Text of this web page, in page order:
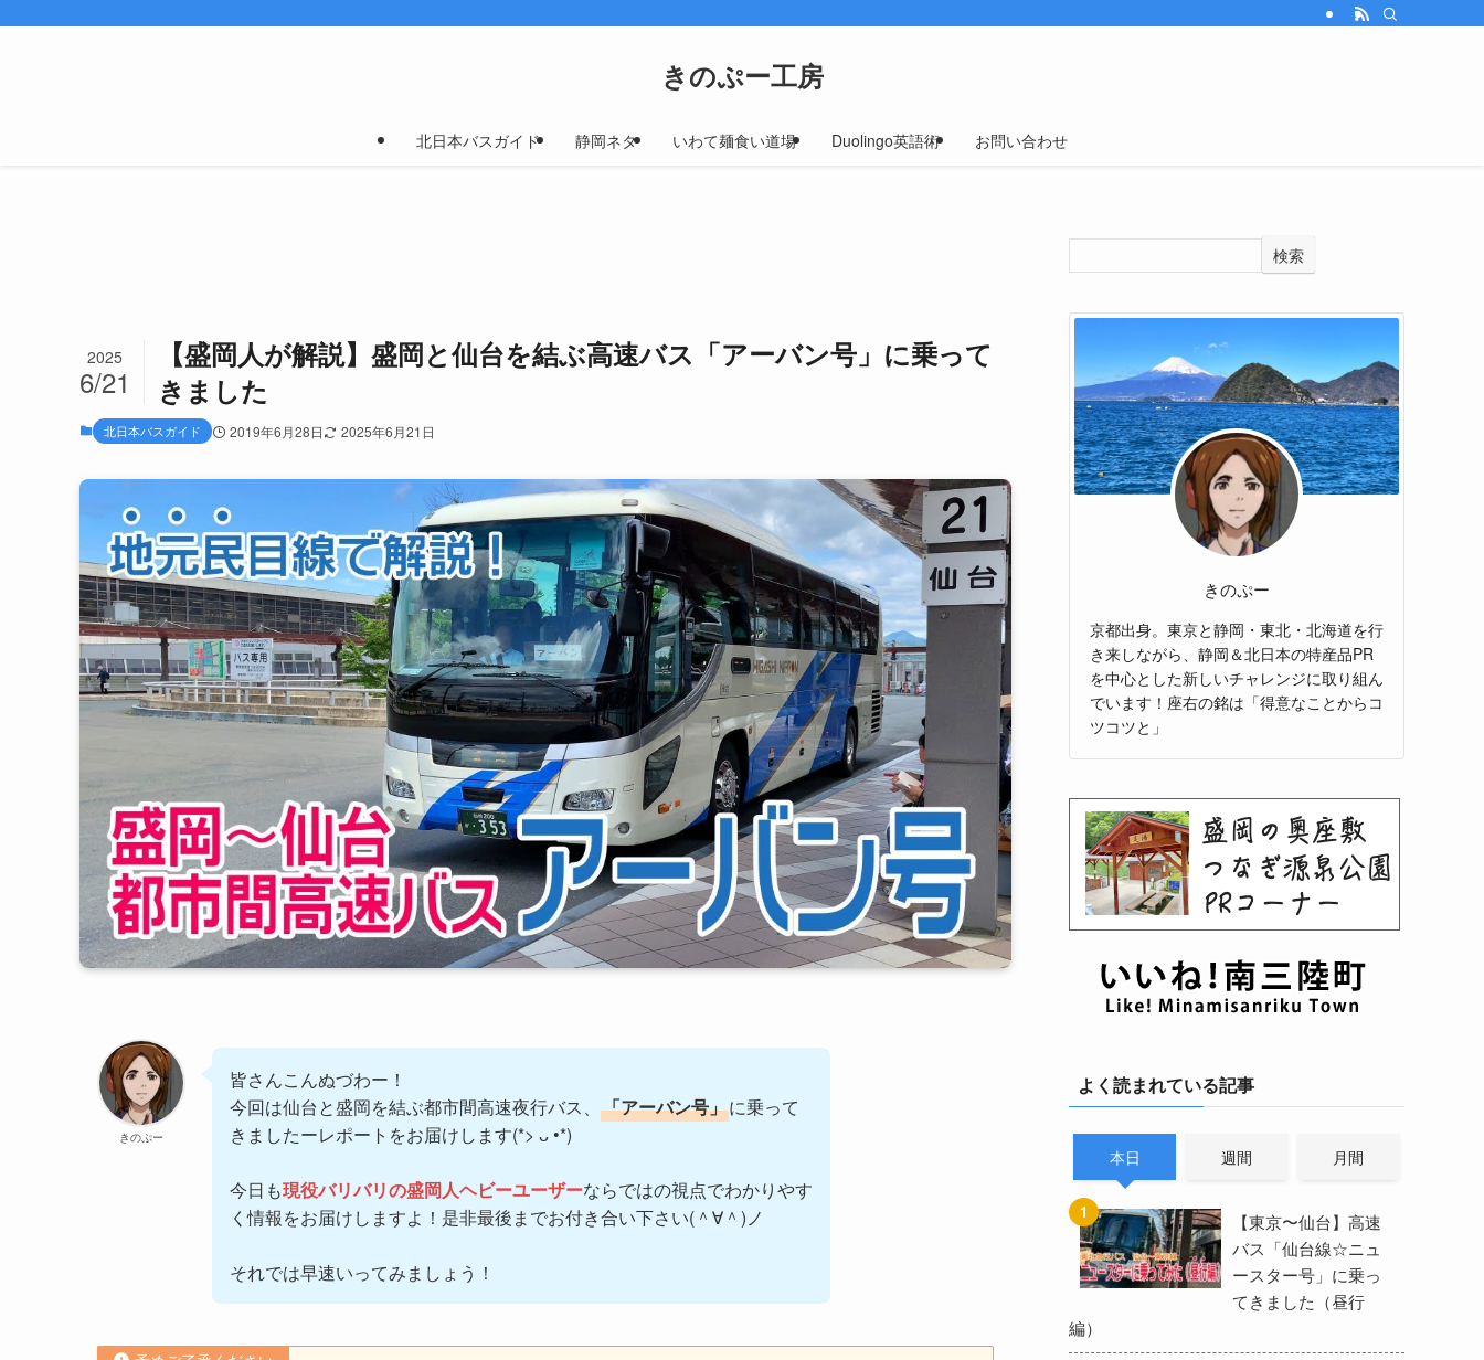
きのぷー工房
北日本バスガイド 静岡ネタ いわて麺食い道場 Duolingo英語術 お問い合わせ
【盛岡人が解説】盛岡と仙台を結ぶ高速バス「アーバン号」に乗って
きました
2025
6/21
北日本バスガイド 2019年6月28日 2025年6月21日
きのぷー
皆さんこんぬづわー！
今回は仙台と盛岡を結ぶ都市間高速夜行バス、 「アーバン号」に乗って
きましたーレポートをお届けします(*> ᴗ •*)ゞ
今日も現役バリバリの盛岡人ヘビーユーザーならではの視点でわかりやす
く情報をお届けしますよ！是非最後までお付き合い下さい(＾∀＾)ノ
それでは早速いってみましょう！
検索
きのぷー
京都出身。東京と静岡・東北・北海道を行
き来しながら、静岡＆北日本の特産品PR
を中心とした新しいチャレンジに取り組ん
でいます！座右の銘は「得意なことからコ
ツコツと」
よく読まれている記事
本日 週間 月間
【東京〜仙台】高速
バス「仙台線☆ニュ
ースター号」に乗っ
てきました（昼行
編）